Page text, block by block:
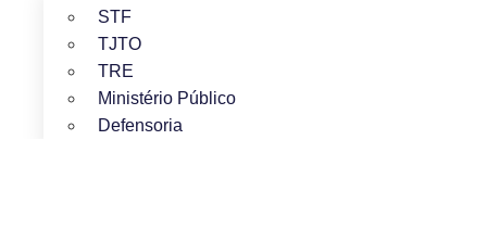
STF
TJTO
TRE
Ministério Público
Defensoria